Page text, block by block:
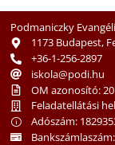
Podmaniczky
1173 Budapest,
+36-1-256-2897
iskola@podi.hu
OM azonosító:
Feladatellátási
Adószám: